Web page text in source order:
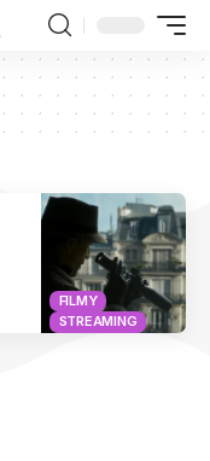
FILMY
STREAMING